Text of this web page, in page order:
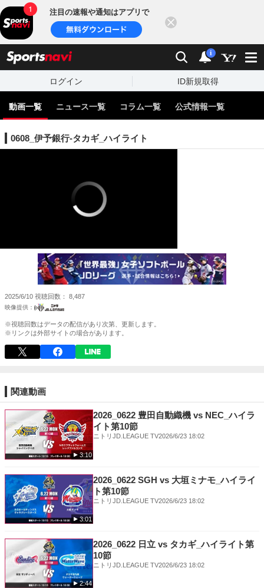
注目の速報や通知はアプリで
検索 通知
i
ログイン ID新規取得
動画一覧 ニュース一覧 コラム一覧 公式情報一覧
0608_伊予銀行-タカギ_ハイライト
2025/6/10 視聴回数 8,487
※視聴回数はデータの配信があり次第、更新します。
※リンクは外部サイトの場合があります。
関連動画
3:10
2026_0622 豊田自動織機 vs NEC_ハイラ
イト第10節
ニトリJD.LEAGUE TV2026/6/23 18:02
3:01
2026_0622 SGH vs 大垣ミナモ_ハイライ
ト第10節
ニトリJD.LEAGUE TV2026/6/23 18:02
2:44
2026_0622 日立 vs タカギ_ハイライト第
10節
ニトリJD.LEAGUE TV2026/6/23 18:02